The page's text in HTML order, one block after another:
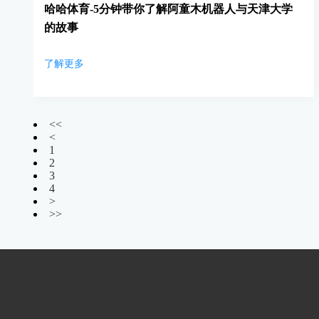
哈哈体育-5分钟带你了解阿童木机器人与天津大学
的故事
了解更多
<<
<
1
2
3
4
>
>>